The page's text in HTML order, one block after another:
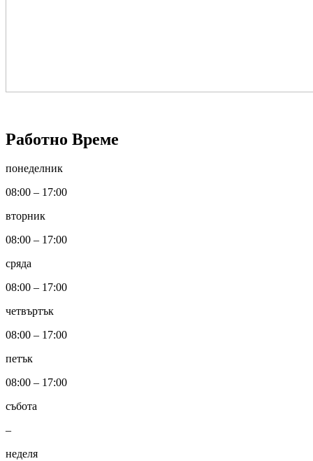
Работно Време
понеделник
08:00 – 17:00
вторник
08:00 – 17:00
сряда
08:00 – 17:00
четвъртък
08:00 – 17:00
петък
08:00 – 17:00
събота
–
неделя